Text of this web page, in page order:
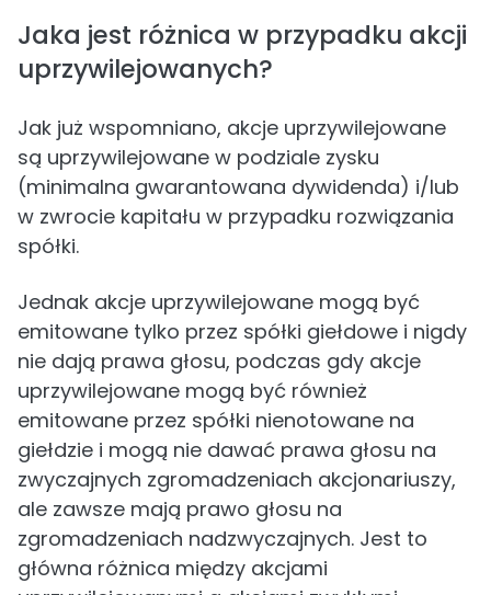
Jaka jest różnica w przypadku akcji
uprzywilejowanych?
Jak już wspomniano, akcje uprzywilejowane
są uprzywilejowane w podziale zysku
(minimalna gwarantowana dywidenda) i/lub
w zwrocie kapitału w przypadku rozwiązania
spółki.
Jednak akcje uprzywilejowane mogą być
emitowane tylko przez spółki giełdowe i nigdy
nie dają prawa głosu, podczas gdy akcje
uprzywilejowane mogą być również
emitowane przez spółki nienotowane na
giełdzie i mogą nie dawać prawa głosu na
zwyczajnych zgromadzeniach akcjonariuszy,
ale zawsze mają prawo głosu na
zgromadzeniach nadzwyczajnych. Jest to
główna różnica między akcjami